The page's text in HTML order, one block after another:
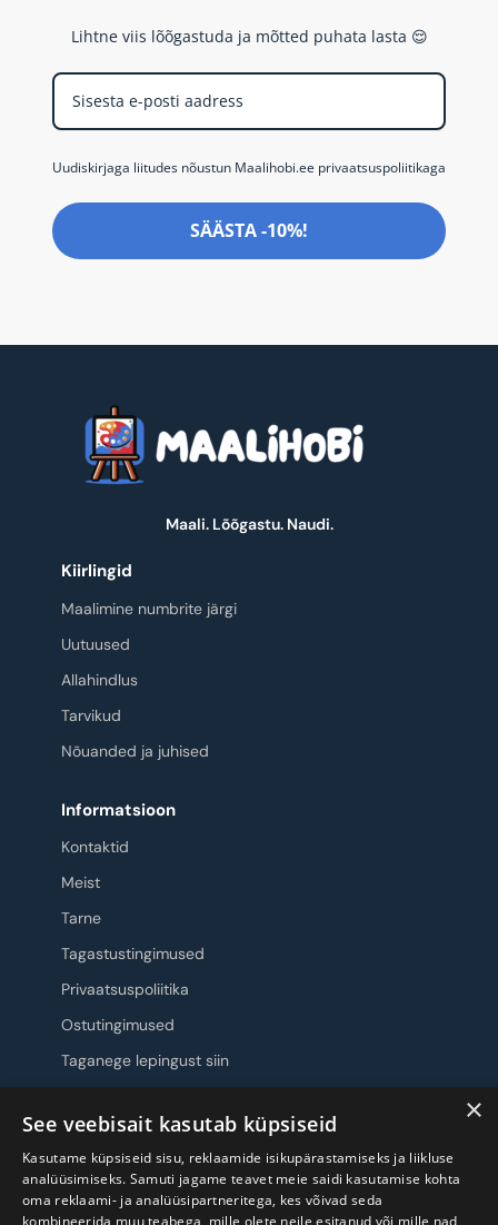
Lihtne viis lõõgastuda ja mõtted puhata lasta 😌
Uudiskirjaga liitudes nõustun Maalihobi.ee privaatsuspoliitikaga
SÄÄSTA -10%!
Maali. Lõõgastu. Naudi.
Kiirlingid
Maalimine numbrite järgi
Uutuused
Allahindlus
Tarvikud
Nõuanded ja juhised
Informatsioon
Kontaktid
Meist
Tarne
Tagastustingimused
Privaatsuspoliitika
Ostutingimused
Taganege lepingust siin
Jälgi meid ×
See veebisait kasutab küpsiseid
Kasutame küpsiseid sisu, reklaamide isikupärastamiseks ja liikluse
analüüsimiseks. Samuti jagame teavet meie saidi kasutamise kohta
oma reklaami- ja analüüsipartneritega, kes võivad seda
kombineerida muu teabega, mille olete neile esitanud või mille nad